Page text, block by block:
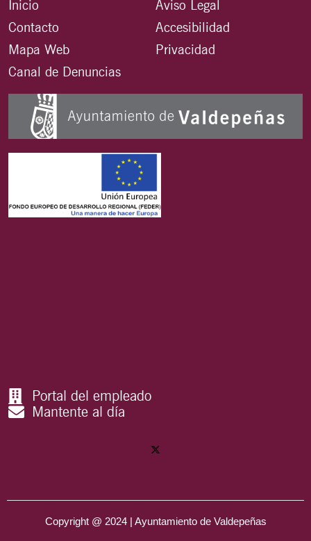
Inicio
Contacto
Mapa Web
Canal de Denuncias
Aviso Legal
Accesibilidad
Privacidad
Portal del empleado
Mantente al día
Copyright @ 2024 | Ayuntamiento de Valdepeñas